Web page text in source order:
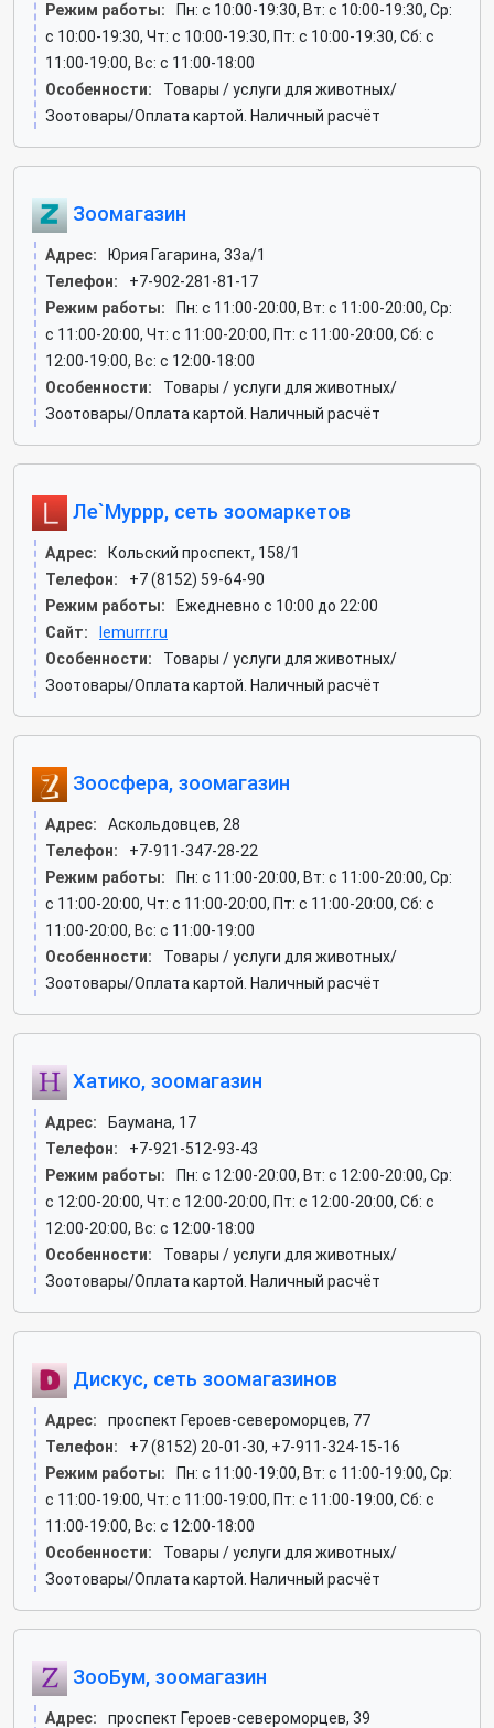
Режим работы:
Пн: c 10:00-19:30, Вт: c 10:00-19:30, Ср:
c 10:00-19:30, Чт: c 10:00-19:30, Пт: c 10:00-19:30, Сб: c
11:00-19:00, Вс: c 11:00-18:00
Особенности:
Товары / услуги для животных/
Зоотовары/Оплата картой. Наличный расчёт
Зоомагазин
Адрес:
Юрия Гагарина, 33а/1
Телефон:
+7-902-281-81-17
Режим работы:
Пн: c 11:00-20:00, Вт: c 11:00-20:00, Ср:
c 11:00-20:00, Чт: c 11:00-20:00, Пт: c 11:00-20:00, Сб: c
12:00-19:00, Вс: c 12:00-18:00
Особенности:
Товары / услуги для животных/
Зоотовары/Оплата картой. Наличный расчёт
Ле`Муррр, сеть зоомаркетов
Адрес:
Кольский проспект, 158/1
Телефон:
+7 (8152) 59-64-90
Режим работы:
Ежедневно с 10:00 до 22:00
Сайт:
lemurrr.ru
Особенности:
Товары / услуги для животных/
Зоотовары/Оплата картой. Наличный расчёт
Зоосфера, зоомагазин
Адрес:
Аскольдовцев, 28
Телефон:
+7-911-347-28-22
Режим работы:
Пн: c 11:00-20:00, Вт: c 11:00-20:00, Ср:
c 11:00-20:00, Чт: c 11:00-20:00, Пт: c 11:00-20:00, Сб: c
11:00-20:00, Вс: c 11:00-19:00
Особенности:
Товары / услуги для животных/
Зоотовары/Оплата картой. Наличный расчёт
Хатико, зоомагазин
Адрес:
Баумана, 17
Телефон:
+7-921-512-93-43
Режим работы:
Пн: c 12:00-20:00, Вт: c 12:00-20:00, Ср:
c 12:00-20:00, Чт: c 12:00-20:00, Пт: c 12:00-20:00, Сб: c
12:00-20:00, Вс: c 12:00-18:00
Особенности:
Товары / услуги для животных/
Зоотовары/Оплата картой. Наличный расчёт
Дискус, сеть зоомагазинов
Адрес:
проспект Героев-североморцев, 77
Телефон:
+7 (8152) 20-01-30, +7-911-324-15-16
Режим работы:
Пн: c 11:00-19:00, Вт: c 11:00-19:00, Ср:
c 11:00-19:00, Чт: c 11:00-19:00, Пт: c 11:00-19:00, Сб: c
11:00-19:00, Вс: c 12:00-18:00
Особенности:
Товары / услуги для животных/
Зоотовары/Оплата картой. Наличный расчёт
ЗооБум, зоомагазин
Адрес: проспект Героев-североморцев, 39